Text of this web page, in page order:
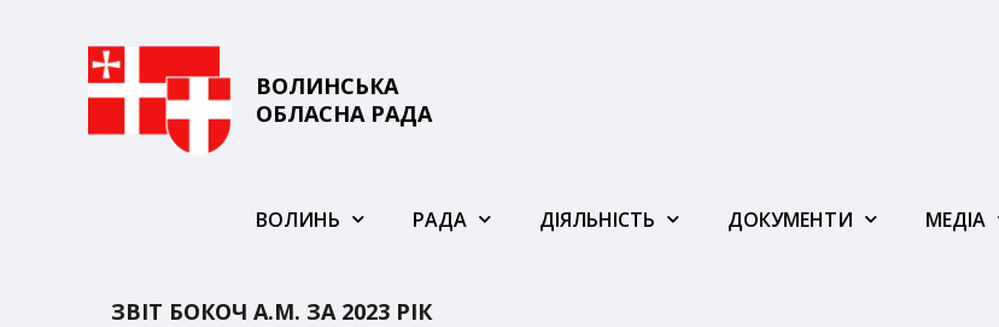
ВОЛИНСЬКА
ОБЛАСНА РАДА
ВОЛИНЬ РАДА ДІЯЛЬНІСТЬ ДОКУМЕНТИ МЕДІА
ЗВІТ БОКОЧ А.М. ЗА 2023 РІК